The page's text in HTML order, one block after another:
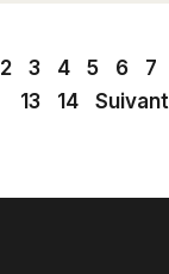
2 3 4 5 6 7
13
14 Suivant